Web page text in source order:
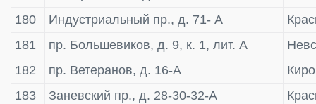
180
Индустриальный пр., д. 71- А
181
пр. Большевиков, д. 9, к. 1, лит. А
182
пр. Ветеранов, д. 16-А
183
Заневский пр., д. 28-30-32-А